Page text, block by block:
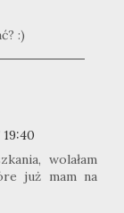
:)
wolałam
już mam na